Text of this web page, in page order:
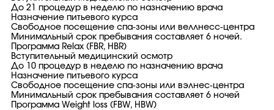
До 21 процедур в неделю по назначению врача
Назначение питьевого курса
Свободное посещение спа-зоны или веллнесс-центра
Минимальный срок пребывания составляет 6 ночей.
Программа Relax (FBR, HBR)
Вступительный медицинский осмотр
До 10 процедур в неделю по назначению врача
Назначение питьевого курса
Свободное посещение спа-зоны или вэлнес-центра
Минимальный срок пребывания составляет 6 ночей
Программа Weight loss (FBW, HBW)